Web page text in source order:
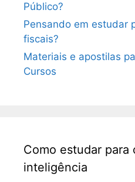
Público?
Pensando em estudar
fiscais?
Materiais e apostilas
Cursos
Como estudar para
inteligência